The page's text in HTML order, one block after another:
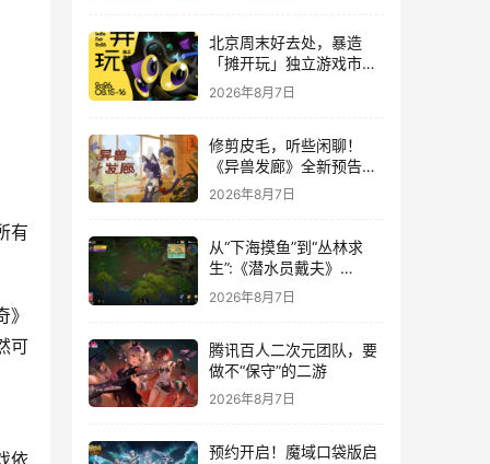
有
可
北京周末好去处，暴造
「摊开玩」独立游戏市集
正式开票！
2026年8月7日
修剪皮毛，听些闲聊！
《异兽发廊》全新预告与
Steam免费试玩公开
2026年8月7日
从“下海摸鱼”到“丛林求
生”:《潜水员戴夫》
DLC《丛林》移动端定档
8月14日
2026年8月7日
腾讯百人二次元团队，要
做不“保守”的二游
2026年8月7日
预约开启！魔域口袋版启